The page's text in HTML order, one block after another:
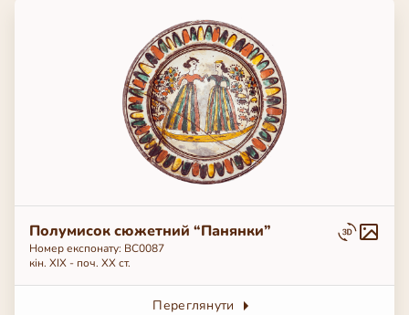
Полумисок сюжетний “Панянки”
Номер експонату: BC0087
кін. ХІХ - поч. ХХ ст.
Переглянути